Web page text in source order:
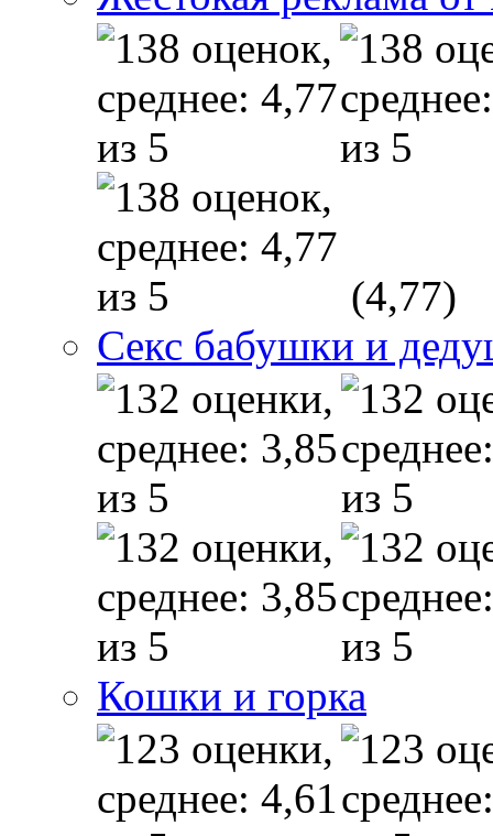
(4,77)
Секс бабушки и
Кошки и горка